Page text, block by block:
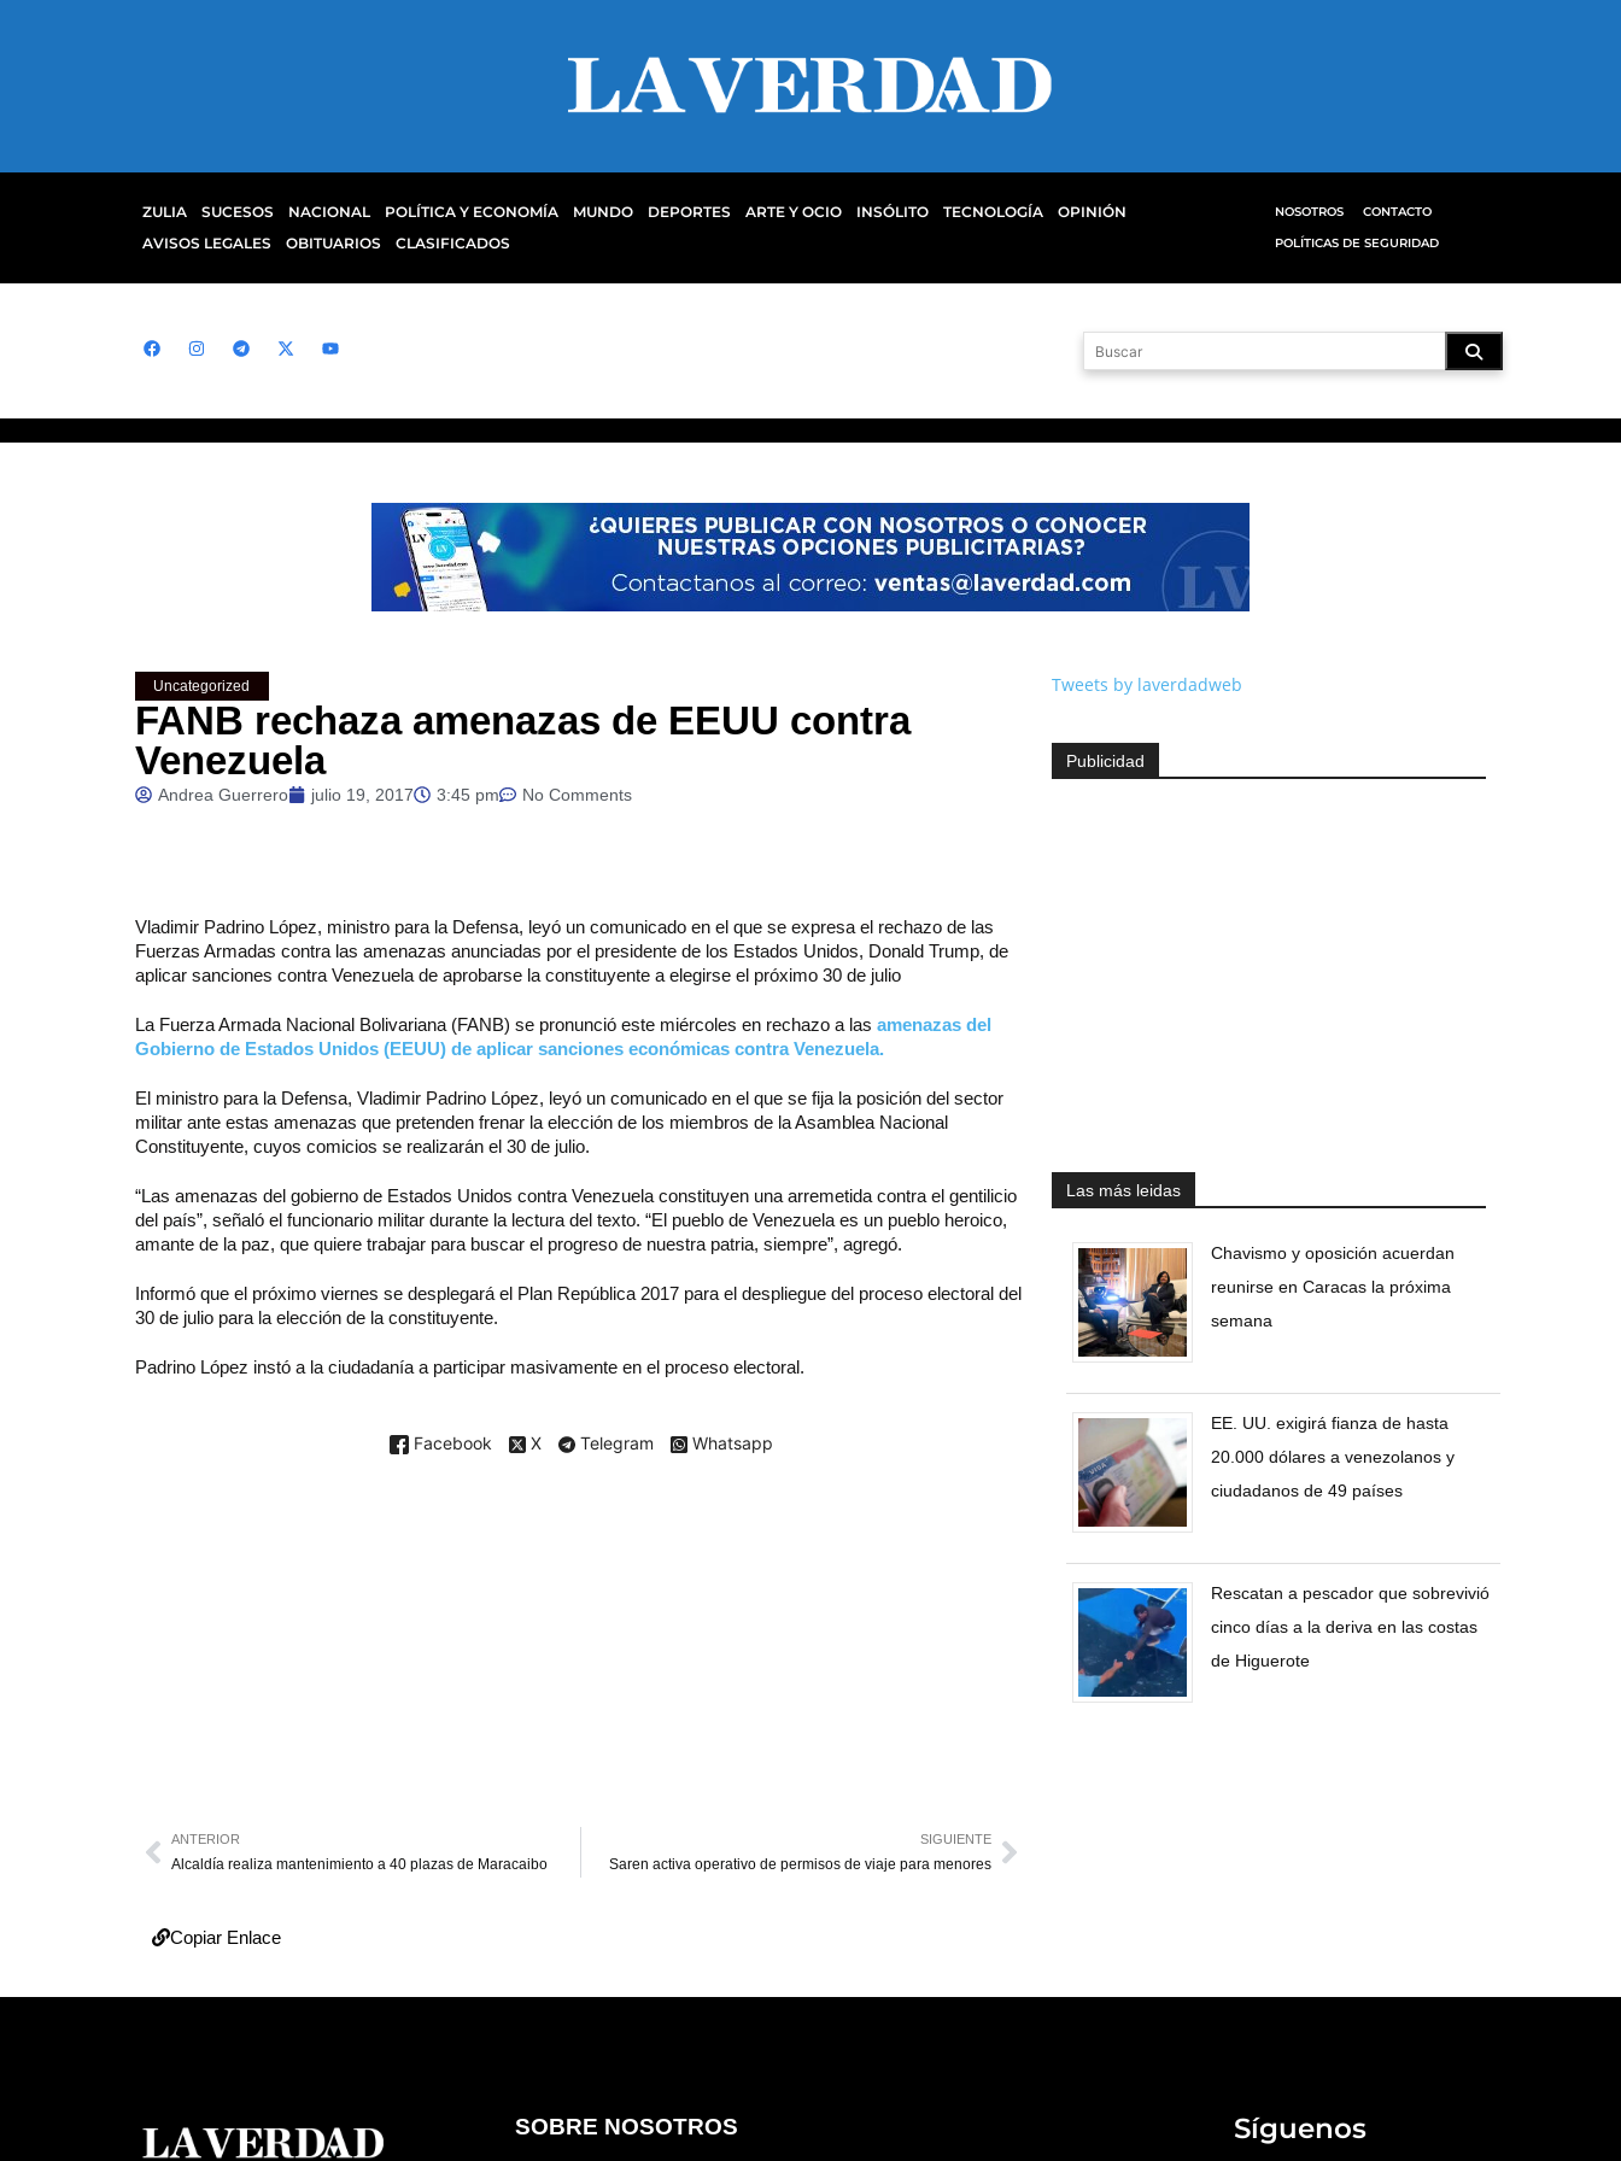
ZULIA SUCESOS NACIONAL POLÍTICA Y ECONOMÍA MUNDO DEPORTES ARTE Y OCIO INSÓLITO TECNOLOGÍA
OPINIÓN
AVISOS LEGALES
OBITUARIOS CLASIFICADOS
NOSOTROS
CONTACTO
POLÍTICAS DE SEGURIDAD
Uncategorized
FANB rechaza amenazas de EEUU contra
Venezuela
Andrea Guerrero julio 19, 2017 3:45 pm No Comments
Vladimir Padrino López, ministro para la Defensa, leyó un comunicado en el que se expresa el rechazo de las
Fuerzas Armadas contra las amenazas anunciadas por el presidente de los Estados Unidos, Donald Trump, de
aplicar sanciones contra Venezuela de aprobarse la constituyente a elegirse el próximo 30 de julio
La Fuerza Armada Nacional Bolivariana (FANB) se pronunció este miércoles en rechazo a las amenazas del
Gobierno de Estados Unidos (EEUU) de aplicar sanciones económicas contra Venezuela.
El ministro para la Defensa, Vladimir Padrino López, leyó un comunicado en el que se fija la posición del sector
militar ante estas amenazas que pretenden frenar la elección de los miembros de la Asamblea Nacional
Constituyente, cuyos comicios se realizarán el 30 de julio.
“Las amenazas del gobierno de Estados Unidos contra Venezuela constituyen una arremetida contra el gentilicio
del país”, señaló el funcionario militar durante la lectura del texto. “El pueblo de Venezuela es un pueblo heroico,
amante de la paz, que quiere trabajar para buscar el progreso de nuestra patria, siempre”, agregó.
Informó que el próximo viernes se desplegará el Plan República 2017 para el despliegue del proceso electoral del
30 de julio para la elección de la constituyente.
Padrino López instó a la ciudadanía a participar masivamente en el proceso electoral.
Facebook X Telegram Whatsapp
Tweets by laverdadweb
Publicidad
Las más leidas
Chavismo y oposición acuerdan
reunirse en Caracas la próxima
semana
EE. UU. exigirá fianza de hasta
20.000 dólares a venezolanos y
ciudadanos de 49 países
Rescatan a pescador que sobrevivió
cinco días a la deriva en las costas
de Higuerote
ANTERIOR
Alcaldía realiza mantenimiento a 40 plazas de Maracaibo
SIGUIENTE
Saren activa operativo de permisos de viaje para menores
Copiar Enlace
SOBRE NOSOTROS Síguenos